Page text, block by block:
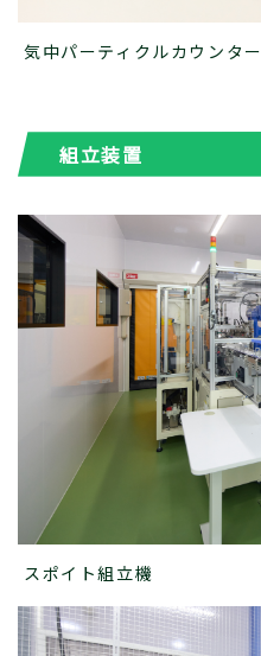
気中パーティクルカウンター
組立装置
スポイト組立機